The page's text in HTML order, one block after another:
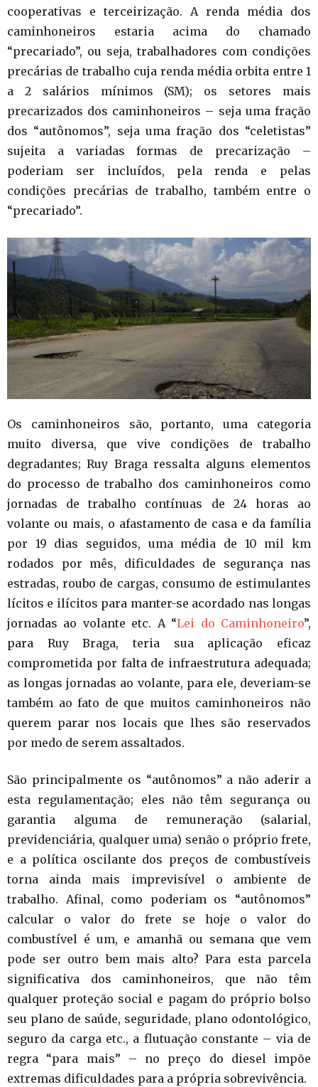
cooperativas e terceirização. A renda média dos
caminhoneiros estaria acima do chamado
“precariado”, ou seja, trabalhadores com condições
precárias de trabalho cuja renda média orbita entre 1
a 2 salários mínimos (SM); os setores mais
precarizados dos caminhoneiros – seja uma fração
dos “autônomos”, seja uma fração dos “celetistas”
sujeita a variadas formas de precarização –
poderiam ser incluídos, pela renda e pelas
condições precárias de trabalho, também entre o
“precariado”.
Os caminhoneiros são, portanto, uma categoria
muito diversa, que vive condições de trabalho
degradantes; Ruy Braga ressalta alguns elementos
do processo de trabalho dos caminhoneiros como
jornadas de trabalho contínuas de 24 horas ao
volante ou mais, o afastamento de casa e da família
por 19 dias seguidos, uma média de 10 mil km
rodados por mês, dificuldades de segurança nas
estradas, roubo de cargas, consumo de estimulantes
lícitos e ilícitos para manter-se acordado nas longas
jornadas ao volante etc. A “Lei do Caminhoneiro”,
para Ruy Braga, teria sua aplicação eficaz
comprometida por falta de infraestrutura adequada;
as longas jornadas ao volante, para ele, deveriam-se
também ao fato de que muitos caminhoneiros não
querem parar nos locais que lhes são reservados
por medo de serem assaltados.
São principalmente os “autônomos” a não aderir a
esta regulamentação; eles não têm segurança ou
garantia alguma de remuneração (salarial,
previdenciária, qualquer uma) senão o próprio frete,
e a política oscilante dos preços de combustíveis
torna ainda mais imprevisível o ambiente de
trabalho. Afinal, como poderiam os “autônomos”
calcular o valor do frete se hoje o valor do
combustível é um, e amanhã ou semana que vem
pode ser outro bem mais alto? Para esta parcela
significativa dos caminhoneiros, que não têm
qualquer proteção social e pagam do próprio bolso
seu plano de saúde, seguridade, plano odontológico,
seguro da carga etc., a flutuação constante – via de
regra “para mais” – no preço do diesel impõe
extremas dificuldades para a própria sobrevivência.